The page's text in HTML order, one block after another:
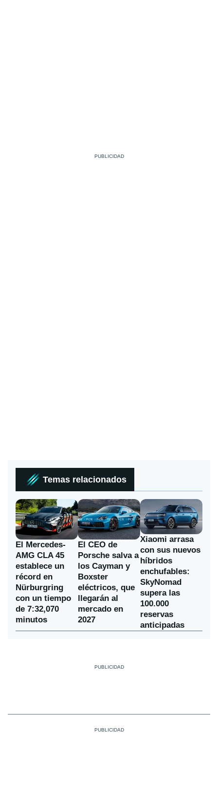
Temas relacionados
El Mercedes-
AMG CLA 45
establece un
récord en
Nürburgring
con un tiempo
de 7:32,070
minutos
El CEO de
Porsche salva a
los Cayman y
Boxster
eléctricos, que
llegarán al
mercado en
2027
Xiaomi arrasa
con sus nuevos
híbridos
enchufables:
SkyNomad
supera las
100.000
reservas
anticipadas